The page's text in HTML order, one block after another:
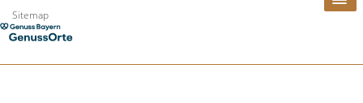
Zum
Inhalt
Sitemap